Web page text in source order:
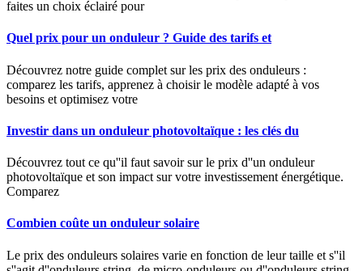
faites un choix éclairé pour
Quel prix pour un onduleur ? Guide des tarifs et
Découvrez notre guide complet sur les prix des onduleurs :
comparez les tarifs, apprenez à choisir le modèle adapté à vos
besoins et optimisez votre
Investir dans un onduleur photovoltaïque : les clés du
Découvrez tout ce qu''il faut savoir sur le prix d''un onduleur
photovoltaïque et son impact sur votre investissement énergétique.
Comparez
Combien coûte un onduleur solaire
Le prix des onduleurs solaires varie en fonction de leur taille et s''il